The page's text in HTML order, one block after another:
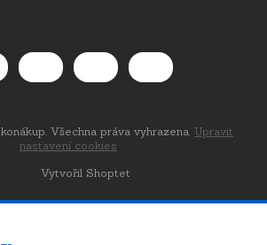
Vytvořil Shoptet
. Všechna práva vyhrazena. Upravit
nastavení cookies